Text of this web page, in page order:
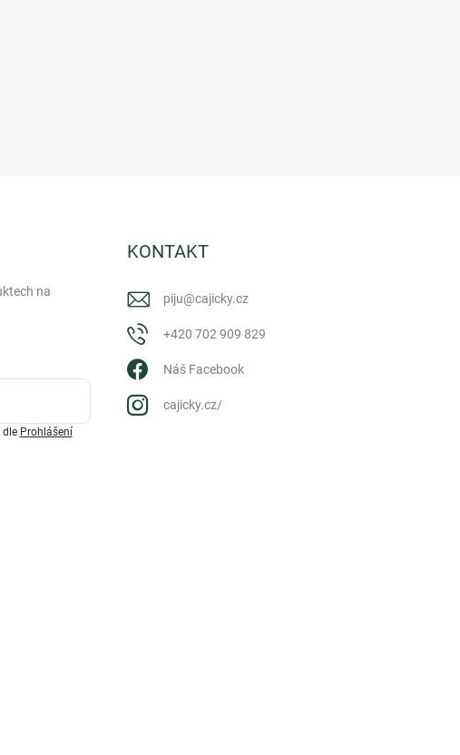
na
dle Prohlášení
KONTAKT
piju@cajicky.cz
+420 702 909 829
Náš Facebook
cajicky.cz/